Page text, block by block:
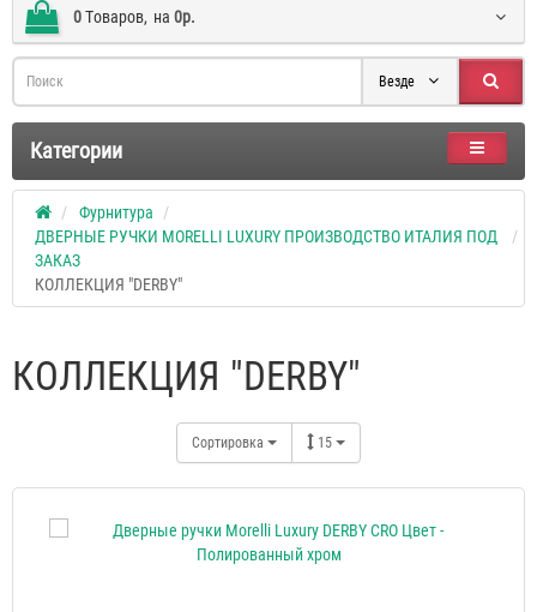
0Tоваров, на 0р.
Везде
Категории
Фурнитура
ДВЕРНЫЕ РУЧКИ MORELLI LUXURY ПРОИЗВОДСТВО ИТАЛИЯ ПОД
ЗАКАЗ
КОЛЛЕКЦИЯ "DERBY"
КОЛЛЕКЦИЯ "DERBY"
Сортировка 15